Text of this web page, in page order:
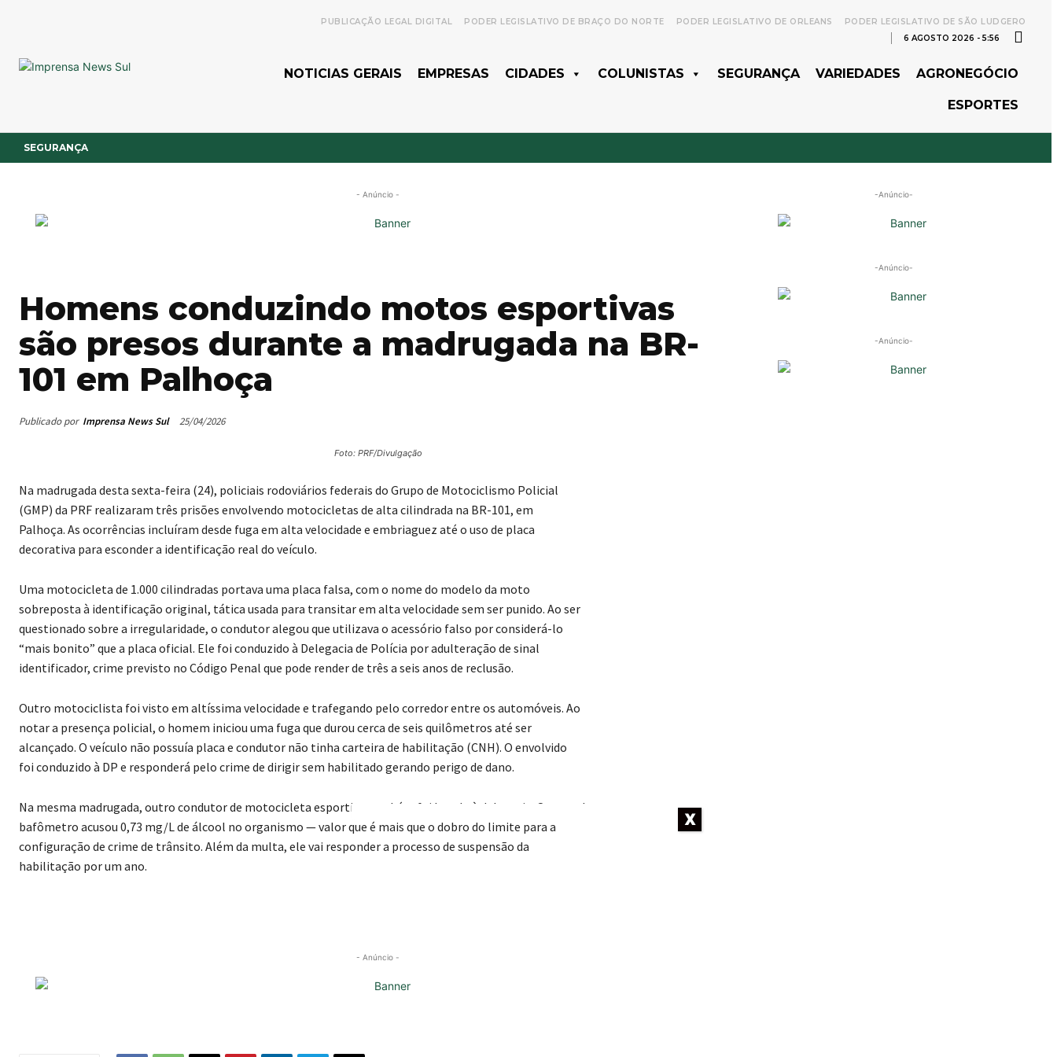
PUBLICAÇÃO LEGAL DIGITAL PODER LEGISLATIVO DE BRAÇO DO NORTE PODER LEGISLATIVO DE ORLEANS
PODER LEGISLATIVO DE SÃO LUDGERO
6 AGOSTO 2026 - 5:56
NOTICIAS GERAIS EMPRESAS CIDADES COLUNISTAS SEGURANÇA VARIEDADES AGRONEGÓCIO
ESPORTES
SEGURANÇA
- Anúncio -
Homens conduzindo motos esportivas
são presos durante a madrugada na BR-
101 em Palhoça
Publicado por Imprensa News Sul 25/04/2026
Foto: PRF/Divulgação
Na madrugada desta sexta-feira (24), policiais rodoviários federais do Grupo de Motociclismo Policial
(GMP) da PRF realizaram três prisões envolvendo motocicletas de alta cilindrada na BR-101, em
Palhoça. As ocorrências incluíram desde fuga em alta velocidade e embriaguez até o uso de placa
decorativa para esconder a identificação real do veículo.
Uma motocicleta de 1.000 cilindradas portava uma placa falsa, com o nome do modelo da moto
sobreposta à identificação original, tática usada para transitar em alta velocidade sem ser punido. Ao ser
questionado sobre a irregularidade, o condutor alegou que utilizava o acessório falso por considerá-lo
“mais bonito” que a placa oficial. Ele foi conduzido à Delegacia de Polícia por adulteração de sinal
identificador, crime previsto no Código Penal que pode render de três a seis anos de reclusão.
Outro motociclista foi visto em altíssima velocidade e trafegando pelo corredor entre os automóveis. Ao
notar a presença policial, o homem iniciou uma fuga que durou cerca de seis quilômetros até ser
alcançado. O veículo não possuía placa e condutor não tinha carteira de habilitação (CNH). O envolvido
foi conduzido à DP e responderá pelo crime de dirigir sem habilitado gerando perigo de dano.
Na mesma madrugada, outro condutor de motocicleta esportiva também foi levado à delegacia. O teste do
bafômetro acusou 0,73 mg/L de álcool no organismo — valor que é mais que o dobro do limite para a
configuração de crime de trânsito. Além da multa, ele vai responder a processo de suspensão da
habilitação por um ano.
- Anúncio -
-Anúncio-
-Anúncio-
-Anúncio-
X